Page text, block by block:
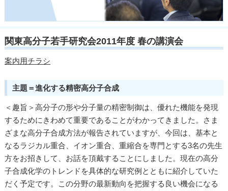
関東高分子若手研究会2011年度 春の講演会
案内用チラシ
主題＝進化する精密高分子合成
＜趣旨＞高分子の形や分子量の精密制御は、優れた機能を発現
するためにきわめて重要であることがわかってきました。さま
ざまな高分子合成方法が報告されていますが、今回は、基本と
なるラジカル重合、イオン重合、重縮合を専門とする3名の先生
方をお招きして、お話を頂戴することにしました。現在の高分
子合成化学のトレンドを具体的な研究例とともに紹介していた
だく予定です。この分野の最新動向を把握する良い機会になる